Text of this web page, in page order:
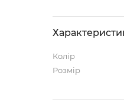
Колір
Розмір